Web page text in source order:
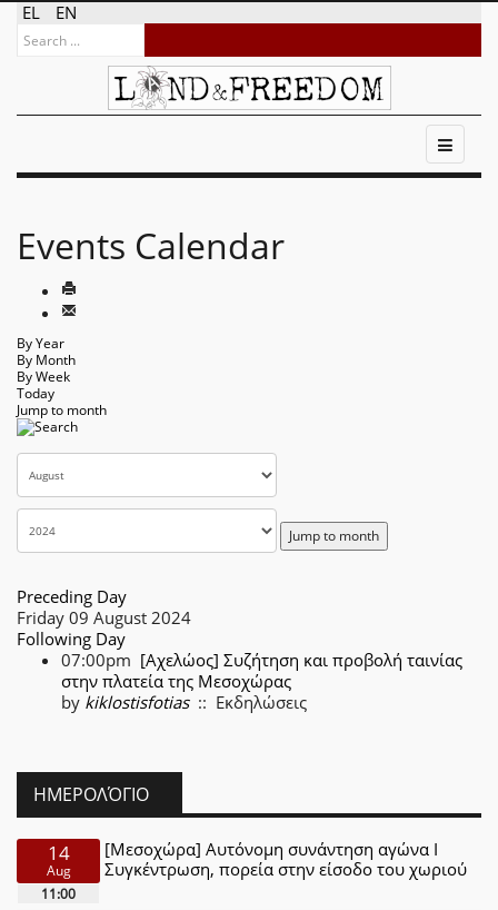
EL EN
Events Calendar
By Year
By Month
By Week
Today
Jump to month
Jump to month
Preceding Day
Friday 09 August 2024
Following Day
07:00pm [Αχελώος] Συζήτηση και προβολή ταινίας
στην πλατεία της Μεσοχώρας
by kiklostisfotias:: Εκδηλώσεις
ΗΜΕΡΟΛΌΓΙΟ
14
Aug
11:00
[Μεσοχώρα] Αυτόνομη συνάντηση αγώνα Ι
Συγκέντρωση, πορεία στην είσοδο του χωριού